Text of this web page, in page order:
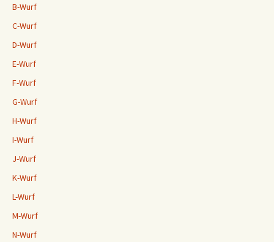
B-Wurf
C-Wurf
D-Wurf
E-Wurf
F-Wurf
G-Wurf
H-Wurf
I-Wurf
J-Wurf
K-Wurf
L-Wurf
M-Wurf
N-Wurf